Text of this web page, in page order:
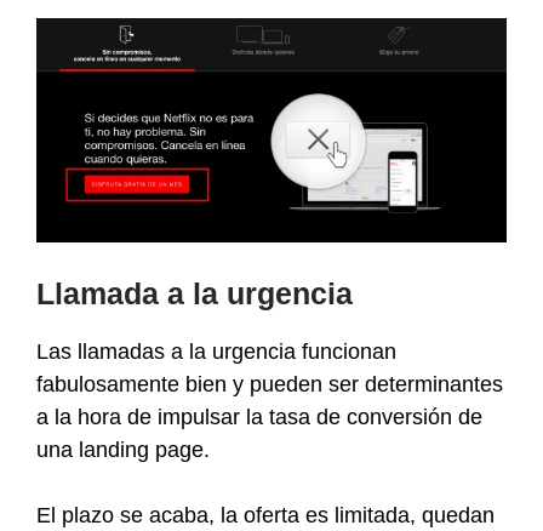
Llamada a la urgencia
Las llamadas a la urgencia funcionan
fabulosamente bien y pueden ser determinantes
a la hora de impulsar la tasa de conversión de
una landing page.
El plazo se acaba, la oferta es limitada, quedan